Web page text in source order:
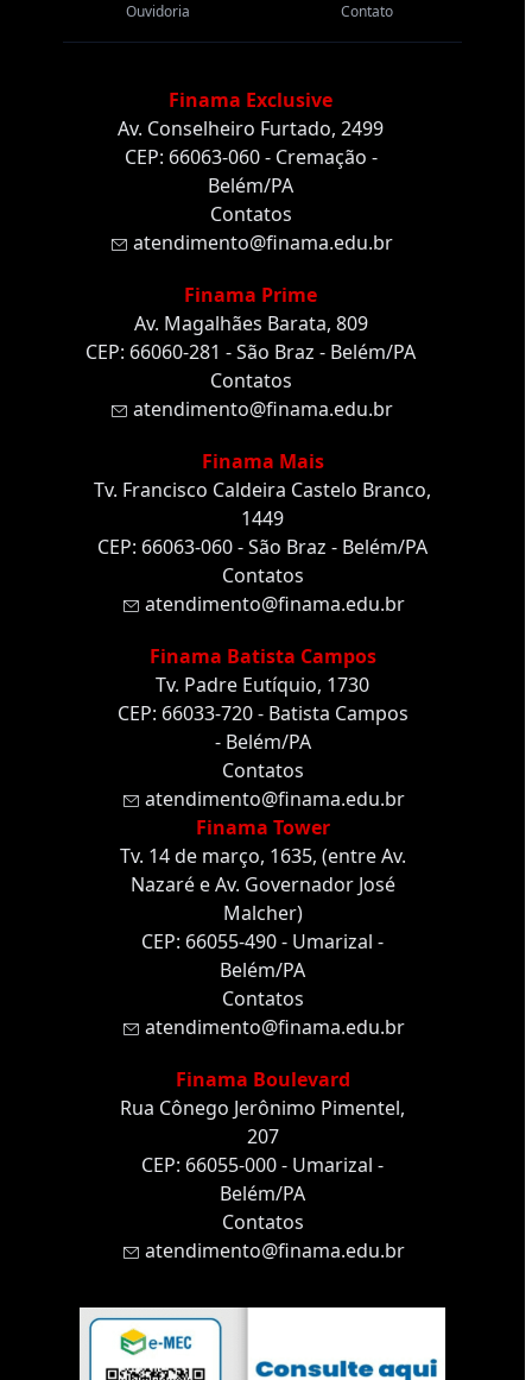
Ouvidoria Contato
Finama Exclusive
Av. Conselheiro Furtado, 2499
CEP: 66063-060 - Cremação -
Belém/PA
Contatos
atendimento@finama.edu.br
Finama Prime
Av. Magalhães Barata, 809
CEP: 66060-281 - São Braz - Belém/PA
Contatos
atendimento@finama.edu.br
Finama Mais
Tv. Francisco Caldeira Castelo Branco,
1449
CEP: 66063-060 - São Braz - Belém/PA
Contatos
atendimento@finama.edu.br
Finama Batista Campos
Tv. Padre Eutíquio, 1730
CEP: 66033-720 - Batista Campos
- Belém/PA
Contatos
atendimento@finama.edu.br
Finama Tower
Tv. 14 de março, 1635, (entre Av.
Nazaré e Av. Governador José
Malcher)
CEP: 66055-490 - Umarizal -
Belém/PA
Contatos
atendimento@finama.edu.br
Finama Boulevard
Rua Cônego Jerônimo Pimentel,
207
CEP: 66055-000 - Umarizal -
Belém/PA
Contatos
atendimento@finama.edu.br